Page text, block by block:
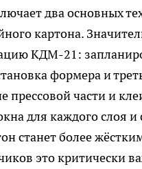
два основных
картона.
КДМ-21:
формера и
прессовой части и
для каждого слоя
станет более
это критически